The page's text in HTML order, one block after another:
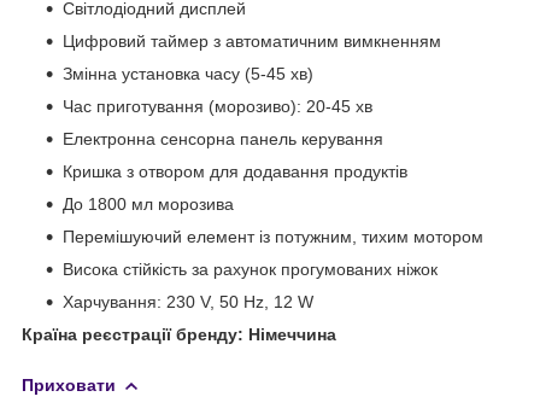
Світлодіодний дисплей
Цифровий таймер з автоматичним вимкненням
Змінна установка часу (5-45 хв)
Час приготування (морозиво): 20-45 хв
Електронна сенсорна панель керування
Кришка з отвором для додавання продуктів
До 1800 мл морозива
Перемішуючий елемент із потужним, тихим мотором
Висока стійкість за рахунок прогумованих ніжок
Харчування: 230 V, 50 Hz, 12 W
Країна реєстрації бренду: Німеччина
Приховати